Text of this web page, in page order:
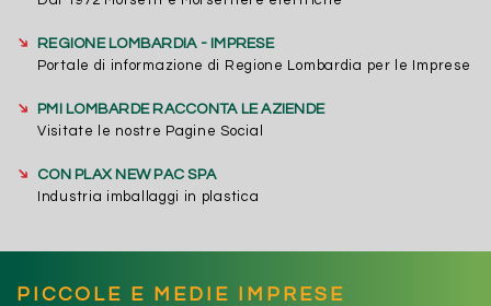
➔
REGIONE LOMBARDIA - IMPRESE
Portale di informazione di Regione Lombardia per le Imprese
➔
PMI LOMBARDE RACCONTA LE AZIENDE
Visitate le nostre Pagine Social
➔
CON PLAX NEW PAC SPA
Industria imballaggi in plastica
PICCOLE E MEDIE IMPRESE